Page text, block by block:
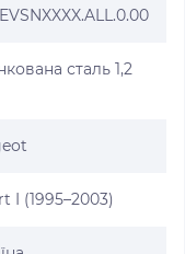
сталь 1,2
I (1995–2003)